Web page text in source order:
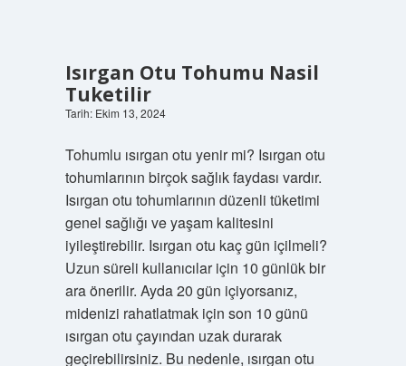
Isırgan Otu Tohumu Nasil
Tuketilir
Tarih: Ekim 13, 2024
Tohumlu ısırgan otu yenir mi? Isırgan otu
tohumlarının birçok sağlık faydası vardır.
Isırgan otu tohumlarının düzenli tüketimi
genel sağlığı ve yaşam kalitesini
iyileştirebilir. Isırgan otu kaç gün içilmeli?
Uzun süreli kullanıcılar için 10 günlük bir
ara önerilir. Ayda 20 gün içiyorsanız,
midenizi rahatlatmak için son 10 günü
ısırgan otu çayından uzak durarak
geçirebilirsiniz. Bu nedenle, ısırgan otu